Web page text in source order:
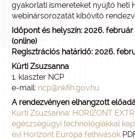
gyakorlati ismereteket nyújtó heti
webinársorozatát kibővítő
Időpont és helyszín: 2026. február
(online)
Regisztrációs határidő: 2026.
Kürti Zsuzsanna
1. klaszter NCP
e-mail: ncp@nkfih.gov.hu
A rendezvényen elhangzott
Kürti Zsuzsanna: HORIZONT
egészségügyi technológiákkal
évi Horizont Európa felhívások